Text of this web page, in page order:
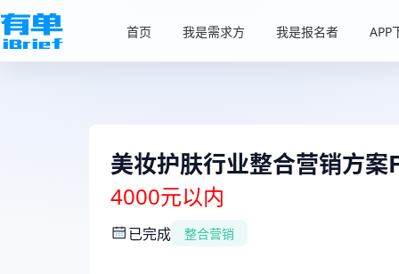
首页 我是需求方 我是报名者 APP
美妆护肤行业整合营销方案
4000元以内
已完成 整合营销